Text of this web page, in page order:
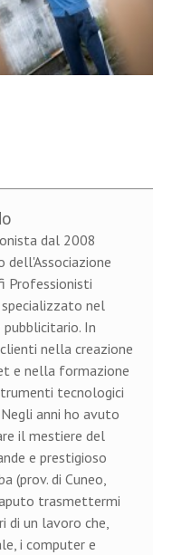
dal 2008
dell'Associazione
Professionisti
specializzato nel
In
nella creazione
e nella formazione
tecnologici
anni ho avuto
il mestiere del
e prestigioso
(prov. di Cuneo,
trasmettermi
di un lavoro che,
i computer e